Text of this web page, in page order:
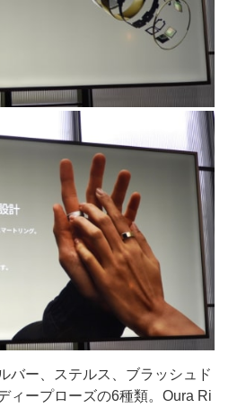
バー、ステルス、ブラッシュド
ィープローズの6種類。Oura Ri